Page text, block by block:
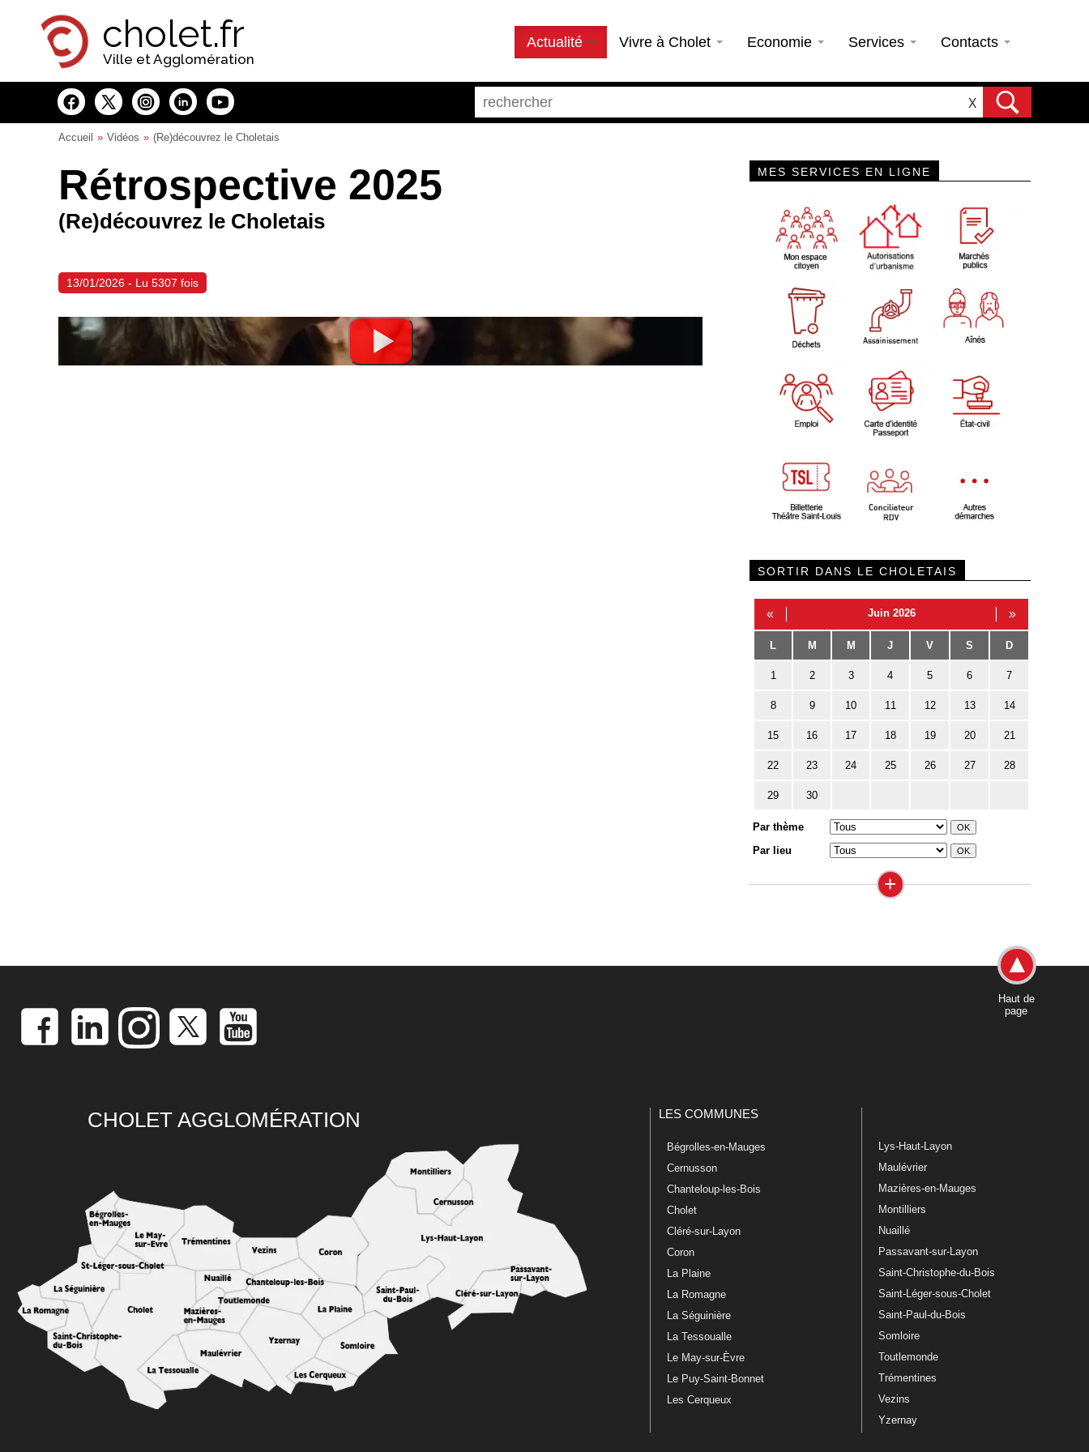
cholet.fr
Ville et Agglomération
Actualité Vivre à Cholet Economie Services Contacts
X
Accueil Vidéos (Re)découvrez le Choletais
Rétrospective 2025
(Re)découvrez le Choletais
13/01/2026 - Lu 5307 fois
MES SERVICES EN LIGNE
SORTIR DANS LE CHOLETAIS
« Juin 2026 »
L M M J V S D
1 2 3 4 5 6 7
8 9 10 11 12 13 14
15 16 17 18 19 20 21
22 23 24 25 26 27 28
29 30
Par thème
Par lieu
+
Haut de
page
CHOLET AGGLOMÉRATION LES COMMUNES
Bégrolles-en-Mauges
Cernusson
Chanteloup-les-Bois
Cholet
Cléré-sur-Layon
Coron
La Plaine
La Romagne
La Séguinière
La Tessoualle
Le May-sur-Èvre
Le Puy-Saint-Bonnet
Les Cerqueux
Lys-Haut-Layon
Maulévrier
Mazières-en-Mauges
Montilliers
Nuaillé
Passavant-sur-Layon
Saint-Christophe-du-Bois
Saint-Léger-sous-Cholet
Saint-Paul-du-Bois
Somloire
Toutlemonde
Trémentines
Vezins
Yzernay